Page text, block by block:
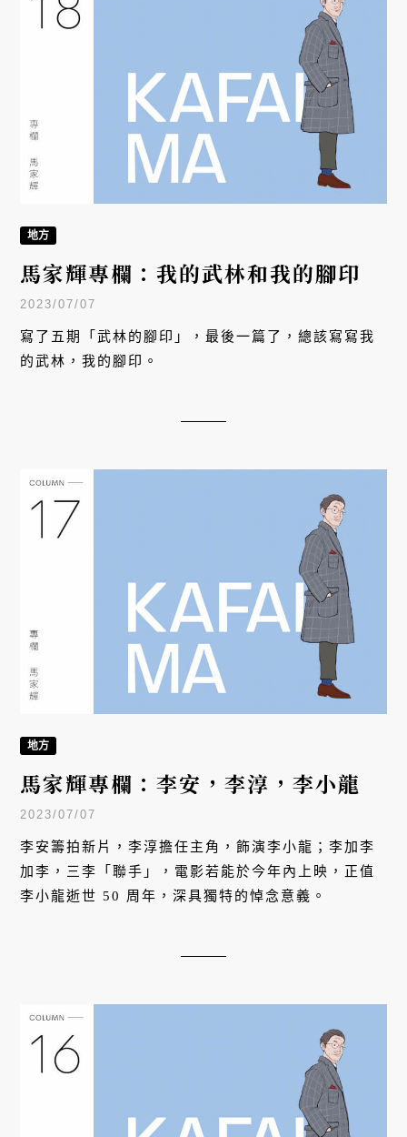
地方
馬家輝專欄：我的武林和我的腳印
2023/07/07
寫了五期「武林的腳印」，最後一篇了，總該寫寫我
的武林，我的腳印。
地方
馬家輝專欄：李安，李淳，李小龍
2023/07/07
李安籌拍新片，李淳擔任主角，飾演李小龍；李加李
加李，三李「聯手」，電影若能於今年內上映，正值
李小龍逝世 50 周年，深具獨特的悼念意義。